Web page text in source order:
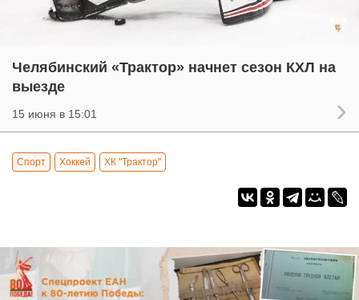
Челябинский «Трактор» начнет сезон КХЛ на
выезде
15 июня в 15:01
Спорт Хоккей ХК "Трактор"